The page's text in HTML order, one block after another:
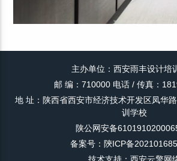
主办单位：西安雨丰设计培
邮 编：710000 电话 / 传真：
地 址：陕西省西安市经济技术开发区凤华
训学校
陕公网安备
备案号：陝ICP备